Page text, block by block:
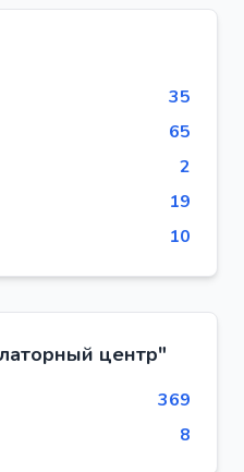
35
65
2
19
10
центр"
369
8